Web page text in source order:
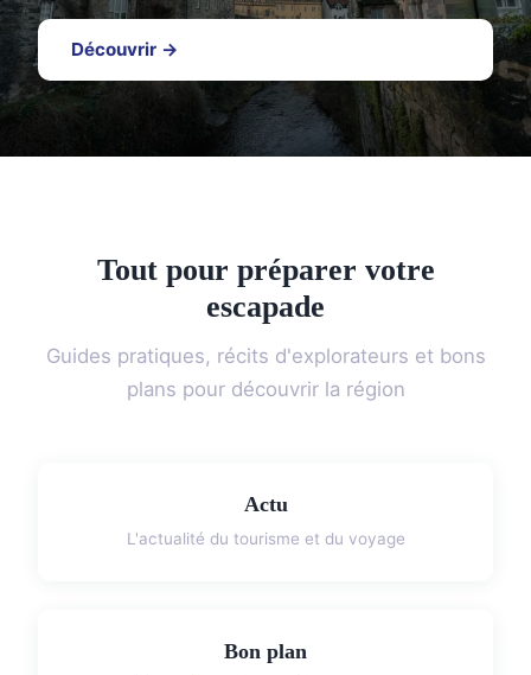
Découvrir →
Tout pour préparer votre
escapade
Guides pratiques, récits d'explorateurs et bons
plans pour découvrir la région
Actu
L'actualité du tourisme et du voyage
Bon plan